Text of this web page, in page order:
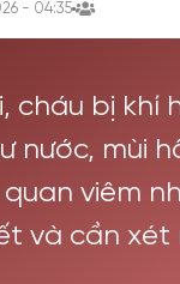
- 04:35
cháu bị khí
nước, mùi
quan viêm
và cần xét